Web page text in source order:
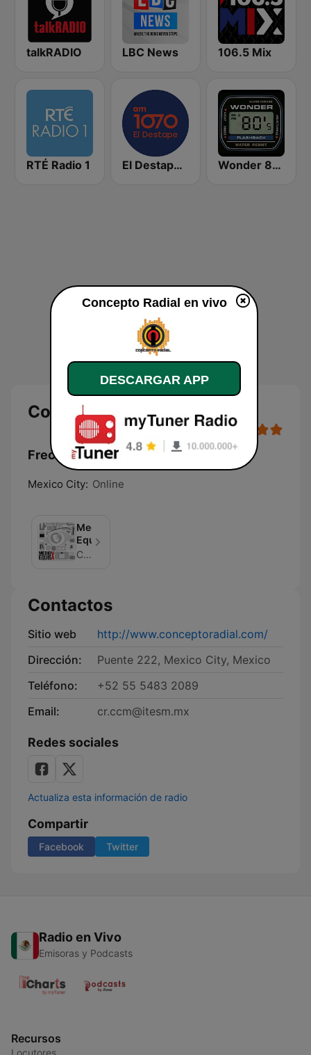
talkRADIO LBC News 106.5 Mix
RTÉ Radio 1 El Destape Radio Wonder 80's
Concepto Radial en vivo
Frecuencias Concepto Radial:
Mexico City: Online
Medio
Equis
Concepto Radial
Contactos
Sitio web
http://www.conceptoradial.com/
Dirección:
Puente 222, Mexico City, Mexico
Teléfono:
+52 55 5483 2089
Email:
cr.ccm@itesm.mx
Redes sociales
Actualiza esta información de radio
Compartir
Facebook Twitter
Radio en Vivo
Emisoras y Podcasts
Recursos
Locutores
Concepto Radial en vivo
DESCARGAR APP